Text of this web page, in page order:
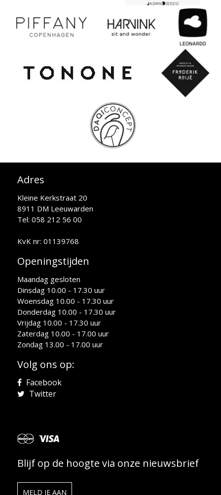
Adres
Kleine Kerkstraat 20
8911 DM Leeuwarden
Tel: 058 212 56 00
KvK nr: 01139768
Openingstijden
Maandag gesloten
Dinsdag 10.00 - 17.30 uur
Woensdag 10.00 - 17.30 uur
Donderdag 10.00 - 17.30 uur
Vrijdag 10.00 - 17.30 uur
Zaterdag 10.00 - 17.00 uur
Zondag 13.00 - 17.00 uur
Volg ons op:
Facebook
Twitter
Blijf op de hoogte via onze nieuwsbrief
MELD JE AAN